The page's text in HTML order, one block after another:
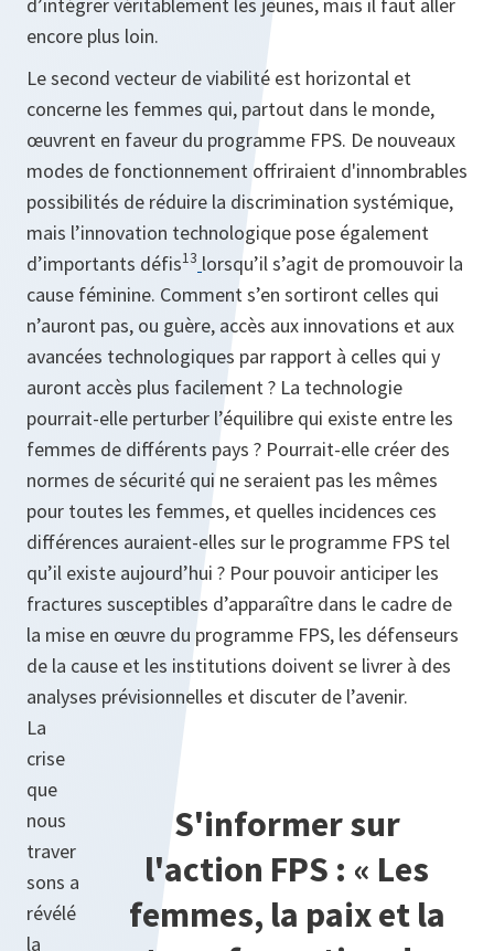
d’intégrer véritablement les jeunes, mais il faut aller
encore plus loin.
Le second vecteur de viabilité est horizontal et
concerne les femmes qui, partout dans le monde,
œuvrent en faveur du programme FPS. De nouveaux
modes de fonctionnement offriraient d'innombrables
possibilités de réduire la discrimination systémique,
mais l’innovation technologique pose également
d’importants défis13 lorsqu’il s’agit de promouvoir la
cause féminine. Comment s’en sortiront celles qui
n’auront pas, ou guère, accès aux innovations et aux
avancées technologiques par rapport à celles qui y
auront accès plus facilement ? La technologie
pourrait-elle perturber l’équilibre qui existe entre les
femmes de différents pays ? Pourrait-elle créer des
normes de sécurité qui ne seraient pas les mêmes
pour toutes les femmes, et quelles incidences ces
différences auraient-elles sur le programme FPS tel
qu’il existe aujourd’hui ? Pour pouvoir anticiper les
fractures susceptibles d’apparaître dans le cadre de
la mise en œuvre du programme FPS, les défenseurs
de la cause et les institutions doivent se livrer à des
analyses prévisionnelles et discuter de l’avenir.
S'informer sur
l'action FPS : « Les
femmes, la paix et la
La
crise
que
nous
traver
sons a
révélé
la